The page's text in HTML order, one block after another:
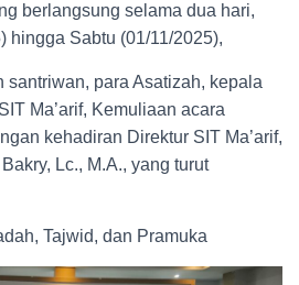
berlangsung selama dua hari,
hingga Sabtu (01/11/2025),
santriwan, para Asatizah, kepala
Ma’arif, Kemuliaan acara
kehadiran Direktur SIT Ma’arif,
Lc., M.A., yang turut
Tajwid, dan Pramuka